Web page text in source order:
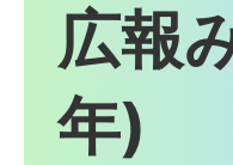
広報
年)